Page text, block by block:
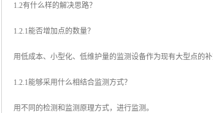
1.2有什么样的解决思路？
1.2.1能否增加点的数量？
用低成本、小型化、低维护量的监测设备作为现有大型点的补
1.2.1能够采用什么相结合监测方式？
用不同的检测和监测原理方式，进行监测。